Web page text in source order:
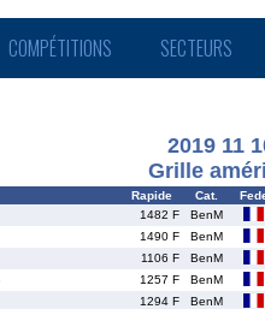
COMPÉTITIONS SECTEURS
2019 11
Grille
Rapide Cat.
1482 F BenM
1490 F BenM
1106 F BenM
1257 F BenM
1294 F BenM